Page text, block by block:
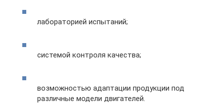
лабораторией испытаний;
системой контроля качества;
возможностью адаптации продукции под
различные модели двигателей.